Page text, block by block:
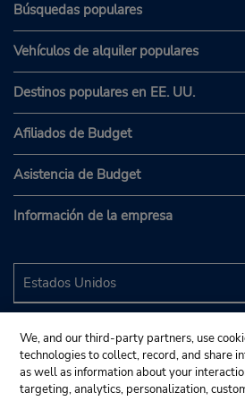
Búsquedas populares
Vehículos de alquiler populares
Destinos populares en EE. UU.
Afiliados de Budget
Asistencia de Budget
Información de la empresa
We, and our third-party partners, use
technologies to collect, record, and share
as well as information about your
targeting, analytics, personalization,